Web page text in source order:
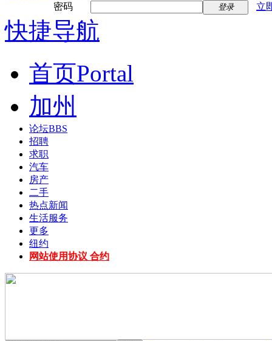
密码
登录 立
快捷导航
首页Portal
加州
论坛BBS
招聘
求职
汽车
房产
二手
热点新闻
生活服务
更多
纽约
网站使用协议 合约